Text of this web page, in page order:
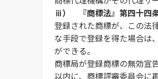
ⅲ）
『商標法』第四十四
登録された商標が、この法
な手段で登録を得た場合は
ができる。
商標局が登録商標の無効宣
以内に、商標評審委員会に